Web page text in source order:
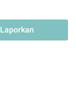
Laporkan